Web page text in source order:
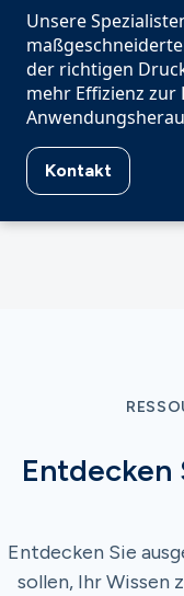
Unsere
der richtigen
mehr Effizienz zur
Kontakt
Entdecken
Entdecken Sie
sollen, Ihr Wissen